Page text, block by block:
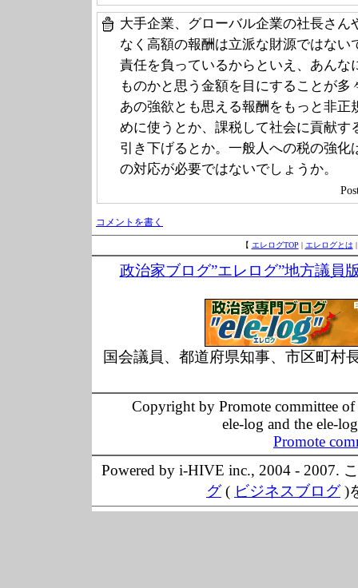
大手企業、グローバル企業の社長さん
なく高額の報酬は立派な財源ではない
責任を負っているからといえ、あんな
ものかと思う金額を目にすることが多
あの強欲とも思える報酬をもっと非正
めに使うとか、課税して社会に貢献す
引き下げるとか。一般人への税の強化
の対応が必要ではないでしょうか。
コメントを書く
【 エレログTOP | エレログとは
政治家ブログ”エレログ”地方議員
国会議員、都道府県知事、市区町村
Copyright by Promote committee
ele-log and the ele-
Promote
Powered by i-HIVE inc., 2004 - 2007.
グ( ビジネスブログ)